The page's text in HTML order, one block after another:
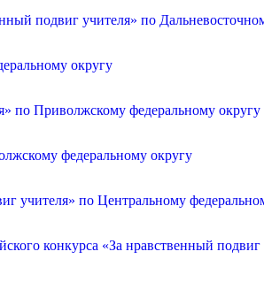
подвиг учителя» по
округу
по Приволжскому федеральному округу
федеральному округу
учителя» по Центральному
конкурса «За нравственный